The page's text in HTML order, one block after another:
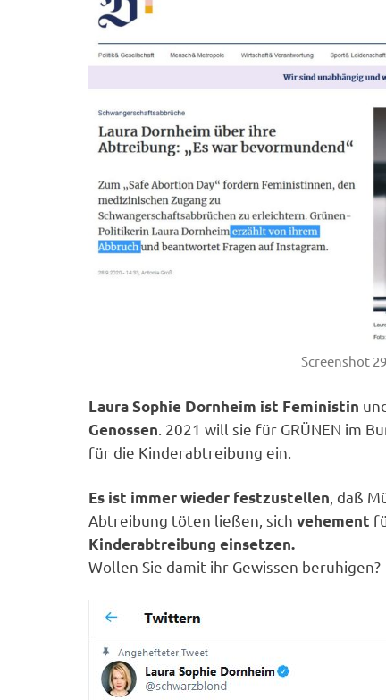
Screenshot
Laura Sophie Dornheim ist Feministin
Genossen . 2021 will sie für GRÜNEN im
für die Kinderabtreibung ein.
Es ist immer wieder festzustellen , daß
Abtreibung töten ließen, sichvehement
Kinderabtreibung einsetzen.
Wollen Sie damit ihr Gewissen beruhigen?